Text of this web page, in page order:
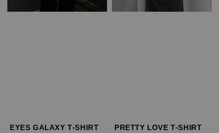
EYES GALAXY T-SHIRT PRETTY LOVE T-SHIRT